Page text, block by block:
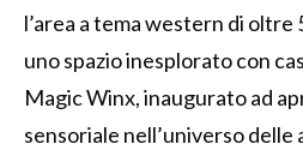
l’area a tema western di oltre
uno spazio inesplorato con
Magic Winx, inaugurato ad
sensoriale nell’universo delle